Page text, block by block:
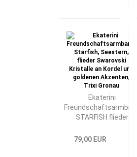
Ekaterini
Freundschaftsarmband
STARFISH flieder
79,00 EUR